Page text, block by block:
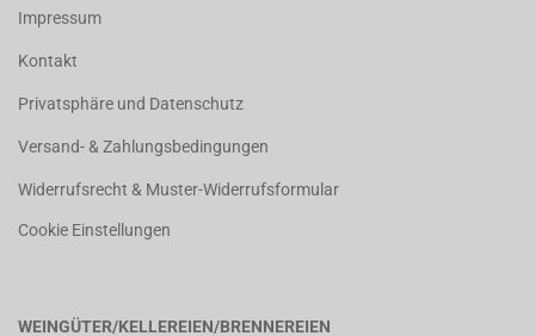
Impressum
Kontakt
Privatsphäre und Datenschutz
Versand- & Zahlungsbedingungen
Widerrufsrecht & Muster-Widerrufsformular
Cookie Einstellungen
WEINGÜTER/KELLEREIEN/BRENNEREIEN